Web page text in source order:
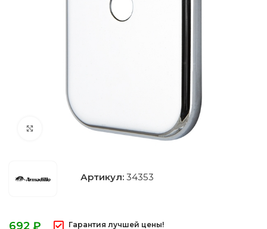
Нажмите, чтобы увеличить
Артикул: 34353
₽ Гарантия лучшей цены!